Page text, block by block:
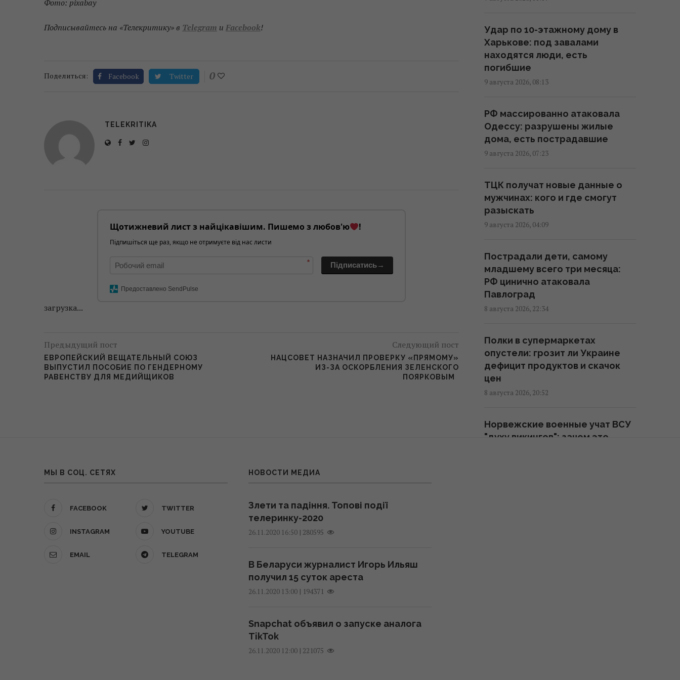
Фото: pixabay
Подписывайтесь на «Телекритику» в Telegram и Facebook!
Поделиться: Facebook Twitter 0
TELEKRITIKA
Щотижневий лист з найцікавішим. Пишемо з любов'ю !
Підпишіться ще раз, якщо не отримуєте від нас листи
* Підписатись→
Предоставлено SendPulse
загрузка...
Предыдущий пост
ЕВРОПЕЙСКИЙ ВЕЩАТЕЛЬНЫЙ СОЮЗ
ВЫПУСТИЛ ПОСОБИЕ ПО ГЕНДЕРНОМУ
РАВЕНСТВУ ДЛЯ МЕДИЙЩИКОВ
Следующий пост
НАЦСОВЕТ НАЗНАЧИЛ ПРОВЕРКУ «ПРЯМОМУ»
ИЗ-ЗА ОСКОРБЛЕНИЯ ЗЕЛЕНСКОГО
ПОЯРКОВЫМ
В Геленджике уничтожена
позиция С-400, из которой 8
августа били по Украине, -
Мадяр
11:43 воскресенье, 09 августа 2026
Россияне продвинулись в
Часовом Яру, – DeepState
11:16 воскресенье, 09 августа 2026
по Киеву перед 24 августа: в
ISW раскрыли цели врага
10:21 воскресенье, 09 августа 2026
массированный удар по
Одессе: нет света и воды,
много пострадавших
10:12 воскресенье, 09 августа 2026
Салаха: в сети
распространяется интервью с
тезкой звездного футболиста
09:46 воскресенье, 09 августа 2026
этажке в Харькове: разрушены
верхние этажи, есть погибшие
Удар по 10-этажному дому в
Харькове: под завалами
находятся люди, есть
погибшие
9 августа 2026, 08:13
РФ массированно атаковала
Одессу: разрушены жилые
дома, есть пострадавшие
9 августа 2026, 07:23
ТЦК получат новые данные о
мужчинах: кого и где смогут
разыскать
9 августа 2026, 04:09
Пострадали дети, самому
младшему всего три месяца:
РФ цинично атаковала
Павлоград
8 августа 2026, 22:34
Полки в супермаркетах
опустели: грозит ли Украине
дефицит продуктов и скачок
цен
8 августа 2026, 20:52
Норвежские военные учат ВСУ
"духу викингов": зачем это
МЫ В СОЦ. СЕТЯХ
FACEBOOK TWITTER
INSTAGRAM YOUTUBE
EMAIL TELEGRAM
НОВОСТИ МЕДИА
Злети та падіння. Топові події
телеринку-2020
26.11.2020 16:50| 280595
В Беларуси журналист Игорь Ильяш
получил 15 суток ареста
26.11.2020 13:00| 194371
Snapchat объявил о запуске аналога
TikTok
26.11.2020 12:00| 221075